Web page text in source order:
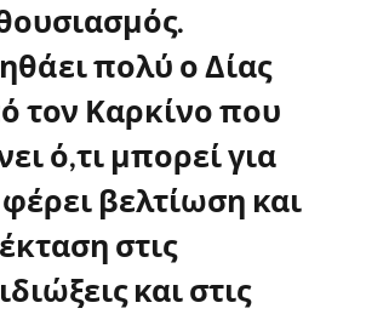
πολύ ο Δίας
τον Καρκίνο που
ό,τι μπορεί για
βελτίωση και
στις
και στις